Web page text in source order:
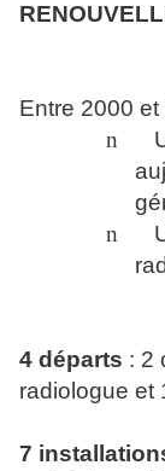
Entre 2000 et
n
n
4 départs : 2
radiologue et
7